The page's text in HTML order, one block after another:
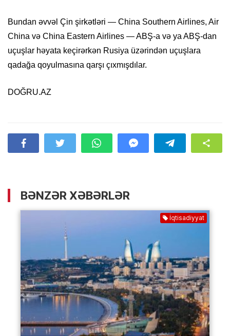
Bundan əvvəl Çin şirkətləri — China Southern Airlines, Air
China və China Eastern Airlines — ABŞ-a və ya ABŞ-dan
uçuşlar həyata keçirərkən Rusiya üzərindən uçuşlara
qadağa qoyulmasına qarşı çıxmışdılar.
DOĞRU.AZ
BƏNZƏR XƏBƏRLƏR
İqtisadiyyat